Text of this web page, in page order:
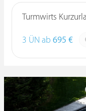
Turmwirts
3 ÜN ab 695 €